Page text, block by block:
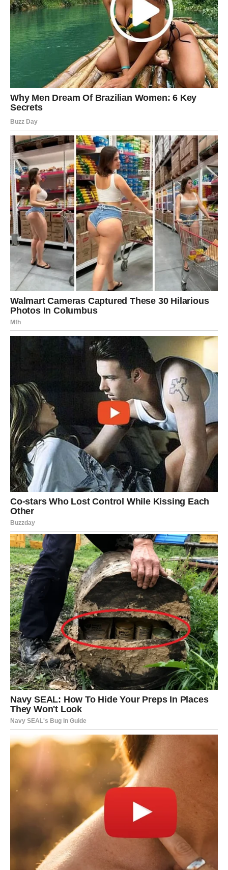
Vjerujte sebi više nego svojim
strahovima
Pred vama su veoma emotivni trenuci.
PORUKA KOJA NAJJAČE
POGAĐA OVE ZNAKOVE
Ako postoji nekoliko znakova kojima ova poruka dolazi
baš u pravom trenutku, onda su to:
RAK
Vrijeme je da prestanu nositi tuđe terete i počnu misliti
na sebe.
ŠKORPIJA
Ne smiju odustati jer su na korak od važnog uspjeha.
VODOLIJA
Moraju obratiti pažnju na ljude i prilike koje im sudbina
Zvijezde ponekad ne šalju predviđanja, već podsjetnike.
Ovaj put podsjećaju vas da ste jači nego što mislite, bliže
cilju nego što vjerujete i spremniji za promjene nego što
vam se čini.
Možda ova poruka nije slučajno stigla baš do vas. Možda
je upravo sada bio trenutak da je pročitate. Jer ponekad
jedna rečenica, jedna odluka ili jedan znak mogu
promijeniti mnogo više nego cijela godina čekanja.
Zvijezde su svoje rekle – sada je red na vas.